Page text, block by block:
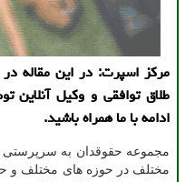
مركز اسپرت: در این مقاله
طلاق توافقی و وكیل آنلاین
ادامه با ما همراه باشید.
مجموعه حقوقدان به سرپرستی
مختلف در حوزه های مختلف و